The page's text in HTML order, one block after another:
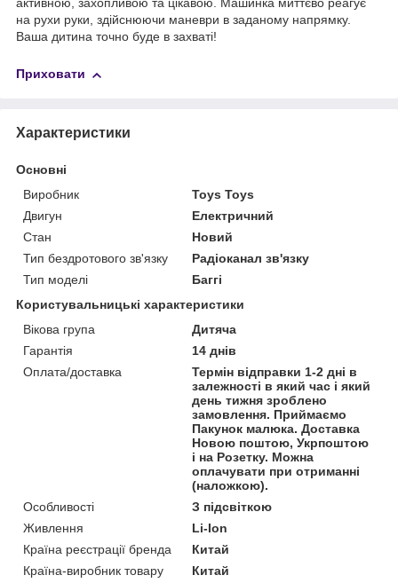
активною, захопливою та цікавою. Машинка миттєво реагує
на рухи руки, здійснюючи маневри в заданому напрямку.
Ваша дитина точно буде в захваті!
Приховати
Характеристики
Основні
Виробник
Toys Toys
Двигун
Електричний
Стан
Новий
Тип бездротового зв'язку
Радіоканал зв'язку
Тип моделі
Баггі
Користувальницькі характеристики
Вікова група
Дитяча
Гарантія
14 днів
Оплата/доставка
Термін відправки 1-2 дні в
залежності в який час і який
день тижня зроблено
замовлення. Приймаємо
Пакунок малюка. Доставка
Новою поштою, Укрпоштою
і на Розетку. Можна
оплачувати при отриманні
(наложкою).
Особливості
З підсвіткою
Живлення
Li-Ion
Країна реєстрації бренда
Китай
Країна-виробник товару
Китай